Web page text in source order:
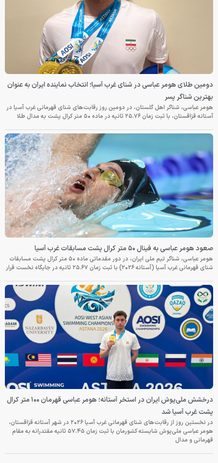
دومین طلای هومر عباسی در شنای غرب آسیا؛ انتخاب نماینده ایران به عنوان
بهترین شناگر پسر
هومر عباسی، شناگر اهل گلستان، در دومین روز رقابت‌های شنای قهرمانی غرب آسیا در
آستانه قزاقستان، با ثبت زمان ۲۵.۷۶ ثانیه در ماده ۵۰ متر کرال پشت به مدال طلا
صعود هومر عباسی به فینال ۵۰ متر کرال پشت مسابقات غرب آسیا
هومر عباسی، شناگر تیم ملی ایران، در دور مقدماتی ماده ۵۰ متر کرال پشت مسابقات
شنای قهرمانی غرب آسیا (آستانه ۲۰۲۶) با ثبت زمان ۲۵.۶۷ ثانیه در جایگاه نخست قرار
درخشش ملی‌پوش ایران در استخر آستانه؛ هومر عباسی قهرمان ۱۰۰ متر کرال
پشت غرب آسیا شد
در نخستین روز از رقابت‌های شنای قهرمانی غرب آسیا ۲۰۲۶ در شهر آستانه قزاقستان،
هومر عباسی ملی‌پوش شایسته کشورمان با ثبت زمان ۵۷.۴۵ ثانیه مقتدرانه به مقام
قهرمانی و مدال